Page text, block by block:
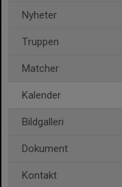
Nyheter
Truppen
Matcher
Kalender
Bildgalleri
Dokument
Kontakt